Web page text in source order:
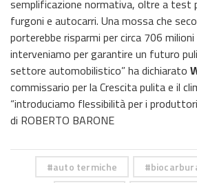
semplificazione normativa, oltre a test
furgoni e autocarri. Una mossa che
porterebbe risparmi per circa 706 milioni
interveniamo per garantire un futuro
settore automobilistico” ha dichiarato
commissario per la Crescita pulita e il
“introduciamo flessibilità per i
di ROBERTO BARONE
auto termiche